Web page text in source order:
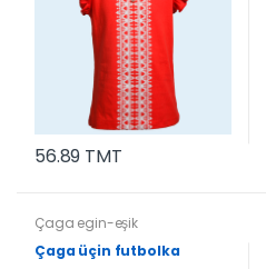
56.89 TMT
Çaga egin-eşik
Çaga üçin futbolka